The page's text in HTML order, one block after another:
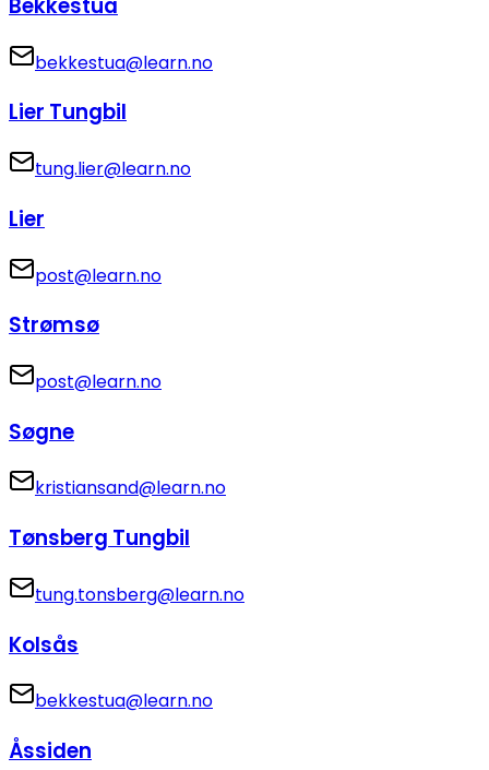
Bekkestua
bekkestua@learn.no
Lier Tungbil
tung.lier@learn.no
Lier
post@learn.no
Strømsø
post@learn.no
Søgne
kristiansand@learn.no
Tønsberg Tungbil
tung.tonsberg@learn.no
Kolsås
bekkestua@learn.no
Åssiden